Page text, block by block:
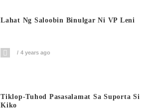
Lahat Ng Saloobin Binulgar Ni VP Leni
4 years ago
Tiklop-Tuhod Pasasalamat Sa Suporta Si
Kiko